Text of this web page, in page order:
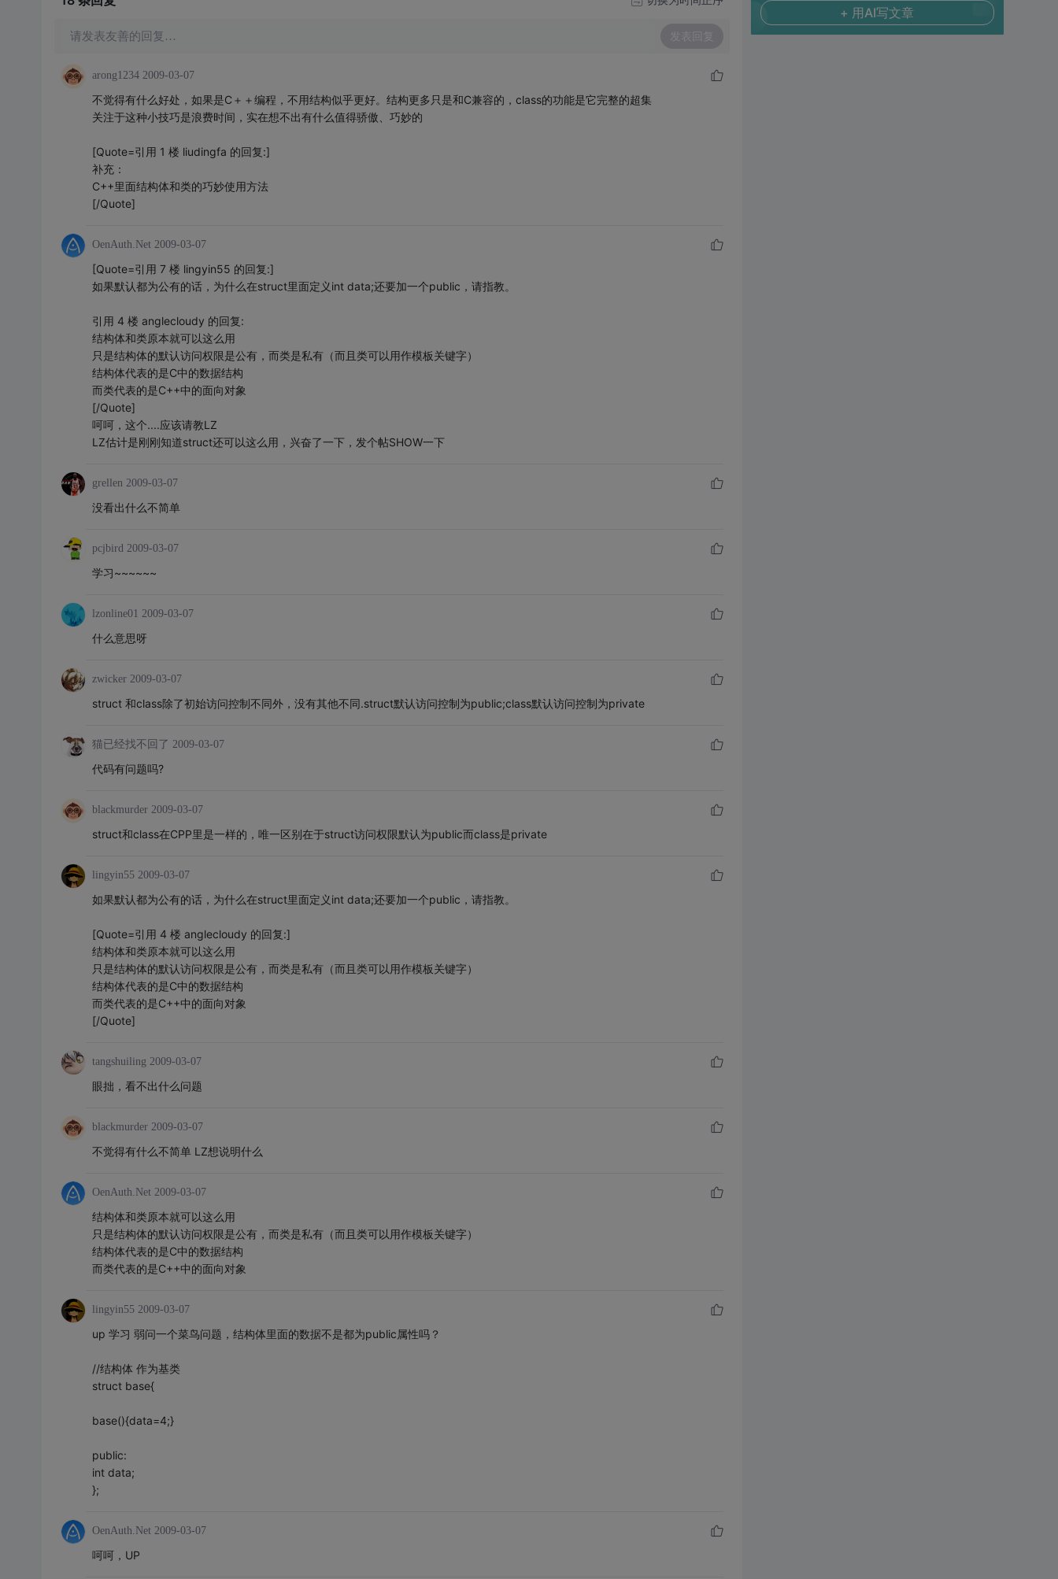
请发表友善的回复… 发表回复
arong1234 2009-03-07
不觉得有什么好处，如果是C＋＋编程，不用结构似乎更好。结构更多只是和C兼容的，class的功能是它完整的超集
关注于这种小技巧是浪费时间，实在想不出有什么值得骄傲、巧妙的
[Quote=引用 1 楼 liudingfa 的回复:]
补充：
C++里面结构体和类的巧妙使用方法
[/Quote]
OenAuth.Net 2009-03-07
[Quote=引用 7 楼 lingyin55 的回复:]
如果默认都为公有的话，为什么在struct里面定义int data;还要加一个public，请指教。
引用 4 楼 anglecloudy 的回复:
结构体和类原本就可以这么用
只是结构体的默认访问权限是公有，而类是私有（而且类可以用作模板关键字）
结构体代表的是C中的数据结构
而类代表的是C++中的面向对象
[/Quote]
呵呵，这个....应该请教LZ
LZ估计是刚刚知道struct还可以这么用，兴奋了一下，发个帖SHOW一下
grellen 2009-03-07
没看出什么不简单
pcjbird 2009-03-07
学习~~~~~~
lzonline01 2009-03-07
什么意思呀
zwicker 2009-03-07
struct 和class除了初始访问控制不同外，没有其他不同.struct默认访问控制为public;class默认访问控制为private
猫已经找不回了 2009-03-07
代码有问题吗?
blackmurder 2009-03-07
struct和class在CPP里是一样的，唯一区别在于struct访问权限默认为public而class是private
lingyin55 2009-03-07
如果默认都为公有的话，为什么在struct里面定义int data;还要加一个public，请指教。
[Quote=引用 4 楼 anglecloudy 的回复:]
结构体和类原本就可以这么用
只是结构体的默认访问权限是公有，而类是私有（而且类可以用作模板关键字）
结构体代表的是C中的数据结构
而类代表的是C++中的面向对象
[/Quote]
tangshuiling 2009-03-07
眼拙，看不出什么问题
blackmurder 2009-03-07
不觉得有什么不简单 LZ想说明什么
OenAuth.Net 2009-03-07
结构体和类原本就可以这么用
只是结构体的默认访问权限是公有，而类是私有（而且类可以用作模板关键字）
结构体代表的是C中的数据结构
而类代表的是C++中的面向对象
lingyin55 2009-03-07
up 学习 弱问一个菜鸟问题，结构体里面的数据不是都为public属性吗？
//结构体 作为基类
struct base{
base(){data=4;}
public:
int data;
};
OenAuth.Net 2009-03-07
呵呵，UP
+ 用AI写文章